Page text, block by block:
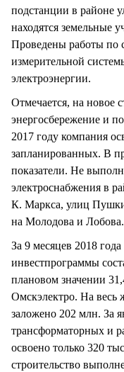
подстанции в районе
находятся земельные
Проведены работы по
измерительной
электроэнергии.
Отмечается, на новое
энергосбережение и
2017 году компания
запланированных. В
показатели. Не
электроснабжения в
К. Маркса, улиц
на Молодова и Лобова.
За 9 месяцев 2018
инвестпрограммы
плановом значении
Омскэлектро. На весь
заложено 202 млн. За
трансформаторных и
освоено только 320
строительство